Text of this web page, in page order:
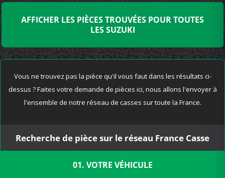
AFFICHER LES PIÈCES TROUVÉES POUR TOUTES
LES SUZUKI
Vous ne trouvez pas la pièce qu'il vous faut dans les résultats ci-
dessus ? Faites votre demande de pièces ici, nous allons l'envoyer à
l'ensemble de notre réseau de casses sur toute la France.
Recherche de pièce sur le réseau France Casse
01. VOTRE VÉHICULE